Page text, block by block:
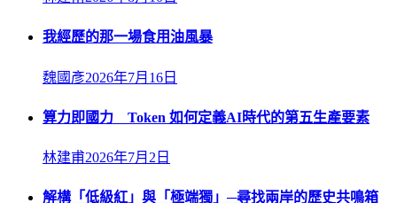
我經歷的那一場食用油風暴
魏國彥2026年7月16日
算力即國力 Token 如何定義AI時代的第五生產要素
林建甫2026年7月2日
解構「低級紅」與「極端獨」─尋找兩岸的歷史共鳴箱